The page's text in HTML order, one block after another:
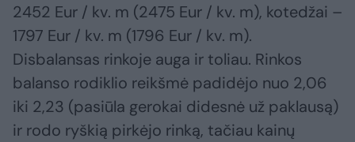
2452 Eur / kv. m (2475 Eur / kv. m), kotedžai –
1797 Eur / kv. m (1796 Eur / kv. m).
Disbalansas rinkoje auga ir toliau. Rinkos
balanso rodiklio reikšmė padidėjo nuo 2,06
iki 2,23 (pasiūla gerokai didesnė už paklausą)
ir rodo ryškią pirkėjo rinką, tačiau kainų